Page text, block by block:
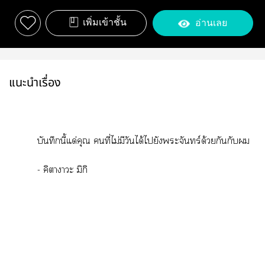
เพิ่มเข้าชั้น อ่านเลย
แนะนำเรื่อง
บันทึกนี้แด่คุณ คนที่ไม่มีวันได้ไยังะจันทร์ด้วยกันกับ
- คิาาะ มิกิ